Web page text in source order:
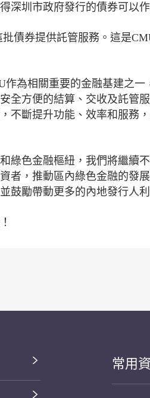
深圳市政府發行的債券可以
債券提供託管服務。這是
為相關重要的金融基建之一
全方便的結算、交收及託管
不斷提升功能、效率和服務
綠色金融樞紐，我們將繼續
者，推動區內綠色金融的發
鼓勵帶動更多的內地發行人
常用